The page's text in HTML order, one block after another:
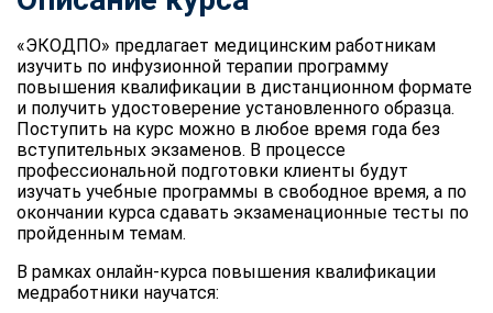
«ЭКОДПО» предлагает медицинским работникам
изучить по инфузионной терапии программу
повышения квалификации в дистанционном формате
и получить удостоверение установленного образца.
Поступить на курс можно в любое время года без
вступительных экзаменов. В процессе
профессиональной подготовки клиенты будут
изучать учебные программы в свободное время, а по
окончании курса сдавать экзаменационные тесты по
пройденным темам.
В рамках онлайн-курса повышения квалификации
медработники научатся: